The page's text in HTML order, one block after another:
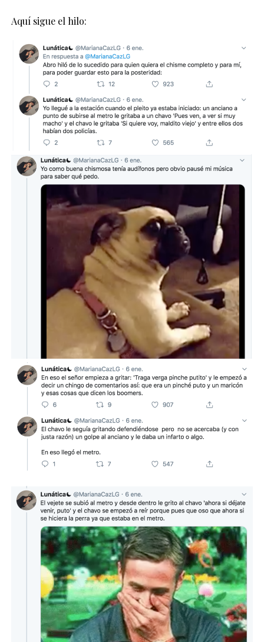
Aquí sigue el hilo: